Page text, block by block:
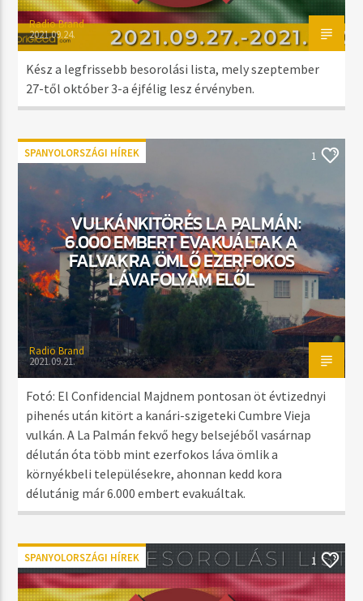
Radio Brand
2021.09.24.
Kész a legfrissebb besorolási lista, mely szeptember
27-től október 3-a éjfélig lesz érvényben.
SPANYOLORSZÁGI HÍREK 1
VULKÁNKITÖRÉS LA PALMÁN:
6.000 EMBERT EVAKUÁLTAK A
FALVAKRA ÖMLŐ EZERFOKOS
LÁVAFOLYAM ELŐL
Radio Brand
2021.09.21.
Fotó: El Confidencial Majdnem pontosan öt évtizednyi
pihenés után kitört a kanári-szigeteki Cumbre Vieja
vulkán. A La Palmán fekvő hegy belsejéből vasárnap
délután óta több mint ezerfokos láva ömlik a
környékbeli településekre, ahonnan kedd kora
délutánig már 6.000 embert evakuáltak.
SPANYOLORSZÁGI HÍREK 1